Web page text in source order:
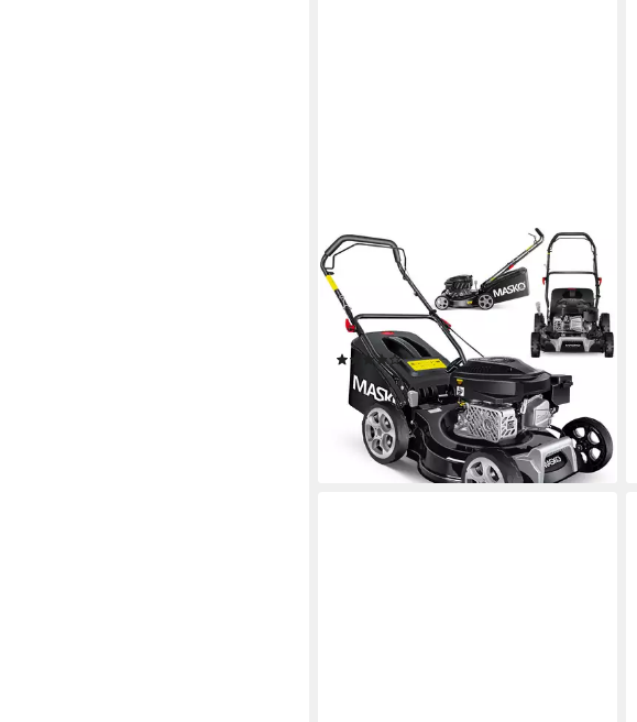
MASKO
Benzinrasenmäher Rasenmäher
42cm Schnittbreite
42 cm Schnittbreite
(16)
164,80 €
15,05 €mtl. in 12 Raten
lieferbar - in 4-5 Werktagen bei dir